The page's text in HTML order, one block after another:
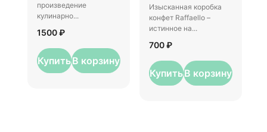
произведение
кулинарно...
1500 ₽
КупитьВ корзину
Изысканная коробка
конфет Raffaello –
истинное на...
700 ₽
КупитьВ корзину